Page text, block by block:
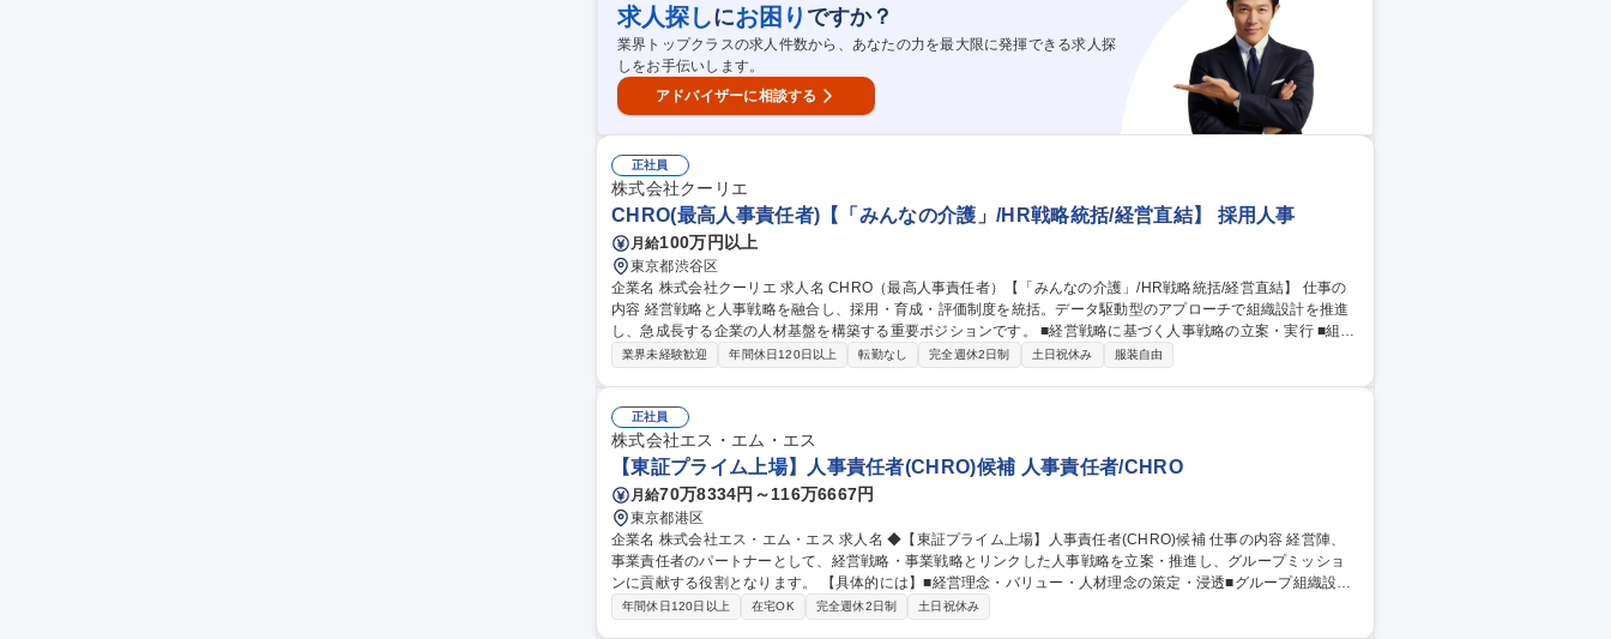
等を視野にした複数事業横断の人事機能整備/評価・報酬・等級制度の設計・改善/HR自体のAIネイティブ化推進
等 募集職種 【CHRO候補/全社人事責任者】人とAIエージェントの混合組織をゼロから設計
求人探しにお困り ですか？
業界トップクラスの求人件数から、あなたの力を最大限に発揮できる求人探
しをお手伝いします。
アドバイザーに相談する
正社員
株式会社クーリエ
CHRO(最高人事責任者)【「みんなの介護」/HR戦略統括/経営直結】 採用人事
月給100万円以上
東京都渋谷区
企業名 株式会社クーリエ 求人名 CHRO（最高人事責任者）【「みんなの介護」/HR戦略統括/経営直結】 仕事の
内容 経営戦略と人事戦略を融合し、採用・育成・評価制度を統括。データ駆動型のアプローチで組織設計を推進
し、急成長する企業の人材基盤を構築する重要ポジションです。 ■経営戦略に基づく人事戦略の立案・実行 ■組織
設計と人材ポートフォリオの最適化 ■採用戦略策定とハイレイヤー人材獲得 ■人材育成プログラムの企画・推進 ■
業界未経験歓迎 年間休日120日以上 転勤なし 完全週休2日制 土日祝休み 服装自由
正社員
株式会社エス・エム・エス
【東証プライム上場】人事責任者(CHRO)候補 人事責任者/CHRO
月給70万8334円～116万6667円
東京都港区
企業名 株式会社エス・エム・エス 求人名 ◆【東証プライム上場】人事責任者(CHRO)候補 仕事の内容 経営陣、
事業責任者のパートナーとして、経営戦略・事業戦略とリンクした人事戦略を立案・推進し、グループミッショ
ンに貢献する役割となります。 【具体的には】■経営理念・バリュー・人材理念の策定・浸透■グループ組織設計
の策定・実行■経営戦略・事業戦略とリンクした人材マネジメントの策定・実行■人事部門組織の戦略策定・実行■
年間休日120日以上 在宅OK 完全週休2日制 土日祝休み